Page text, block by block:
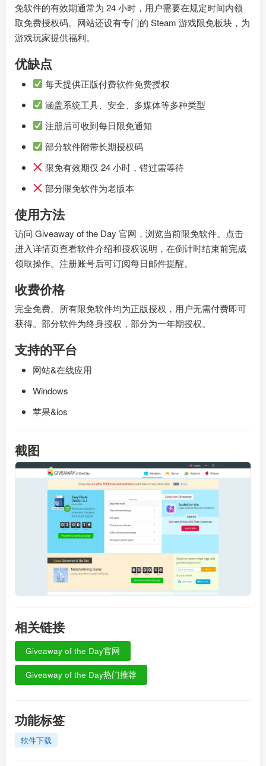
免软件的有效期通常为 24 小时，用户需要在规定时间内领
取免费授权码。网站还设有专门的 Steam 游戏限免板块，为
游戏玩家提供福利。
优缺点
每天提供正版付费软件免费授权
涵盖系统工具、安全、多媒体等多种类型
注册后可收到每日限免通知
部分软件附带长期授权码
限免有效期仅 24 小时，错过需等待
部分限免软件为老版本
使用方法
访问 Giveaway of the Day 官网，浏览当前限免软件。点击
进入详情页查看软件介绍和授权说明，在倒计时结束前完成
领取操作。注册账号后可订阅每日邮件提醒。
收费价格
完全免费。所有限免软件均为正版授权，用户无需付费即可
获得。部分软件为终身授权，部分为一年期授权。
支持的平台
网站&在线应用
Windows
苹果&ios
截图
相关链接
Giveaway of the Day官网
Giveaway of the Day热门推荐
功能标签
软件下载